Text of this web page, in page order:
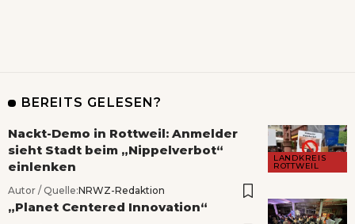
BEREITS GELESEN?
LANDKREIS
ROTTWEIL
Nackt-Demo in Rottweil: Anmelder
sieht Stadt beim „Nippelverbot“
einlenken
Autor / Quelle:NRWZ-Redaktion
„Planet Centered Innovation“